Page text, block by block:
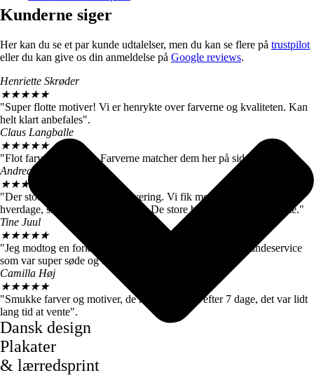
Kunderne siger
Her kan du se et par kunde udtalelser, men du kan se flere på trustpilot
eller du kan give os din anmeldelse på Google reviews.
Henriette Skrøder
★★★★★
"Super flotte motiver! Vi er henrykte over farverne og kvaliteten. Kan
helt klart anbefales".
Claus Langballe
★★★★★
"Flot farvegengivelse. Farverne matcher dem her på siden".
Andreas W. Nielsen
★★★
"Der stod 4-6 hverdage ved levering. Vi fik motiverne efter 3
hverdage, så vi er meget tilfredse. De store billeder er virkelig flotte."
Tine Juul
★★★★★
"Jeg modtog en forkert plakat. Men fik hurtigt talt med kundeservice
som var super søde og sendte mig straks den rigtige".
Camilla Høj
★★★★★
"Smukke farver og motiver, de kom dog først efter 7 dage, det var lidt
lang tid at vente".
Dansk design
Plakater
& lærredsprint